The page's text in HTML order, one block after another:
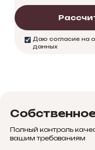
Даю согласие на
данных
Полный контроль
вашим требованиям